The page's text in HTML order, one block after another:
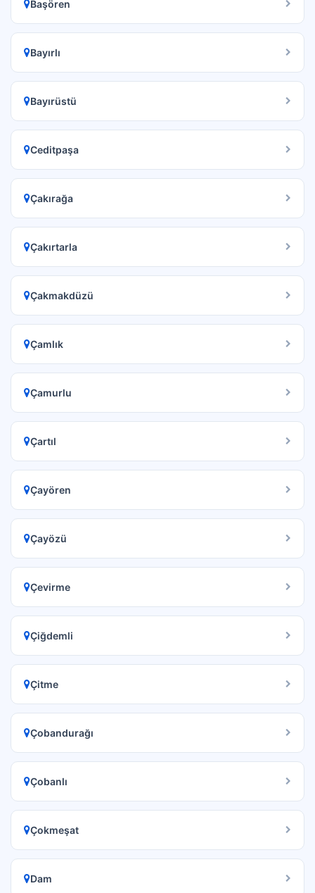
Başören
Bayırlı
Bayırüstü
Ceditpaşa
Çakırağa
Çakırtarla
Çakmakdüzü
Çamlık
Çamurlu
Çartıl
Çayören
Çayözü
Çevirme
Çiğdemli
Çitme
Çobandurağı
Çobanlı
Çokmeşat
Dam